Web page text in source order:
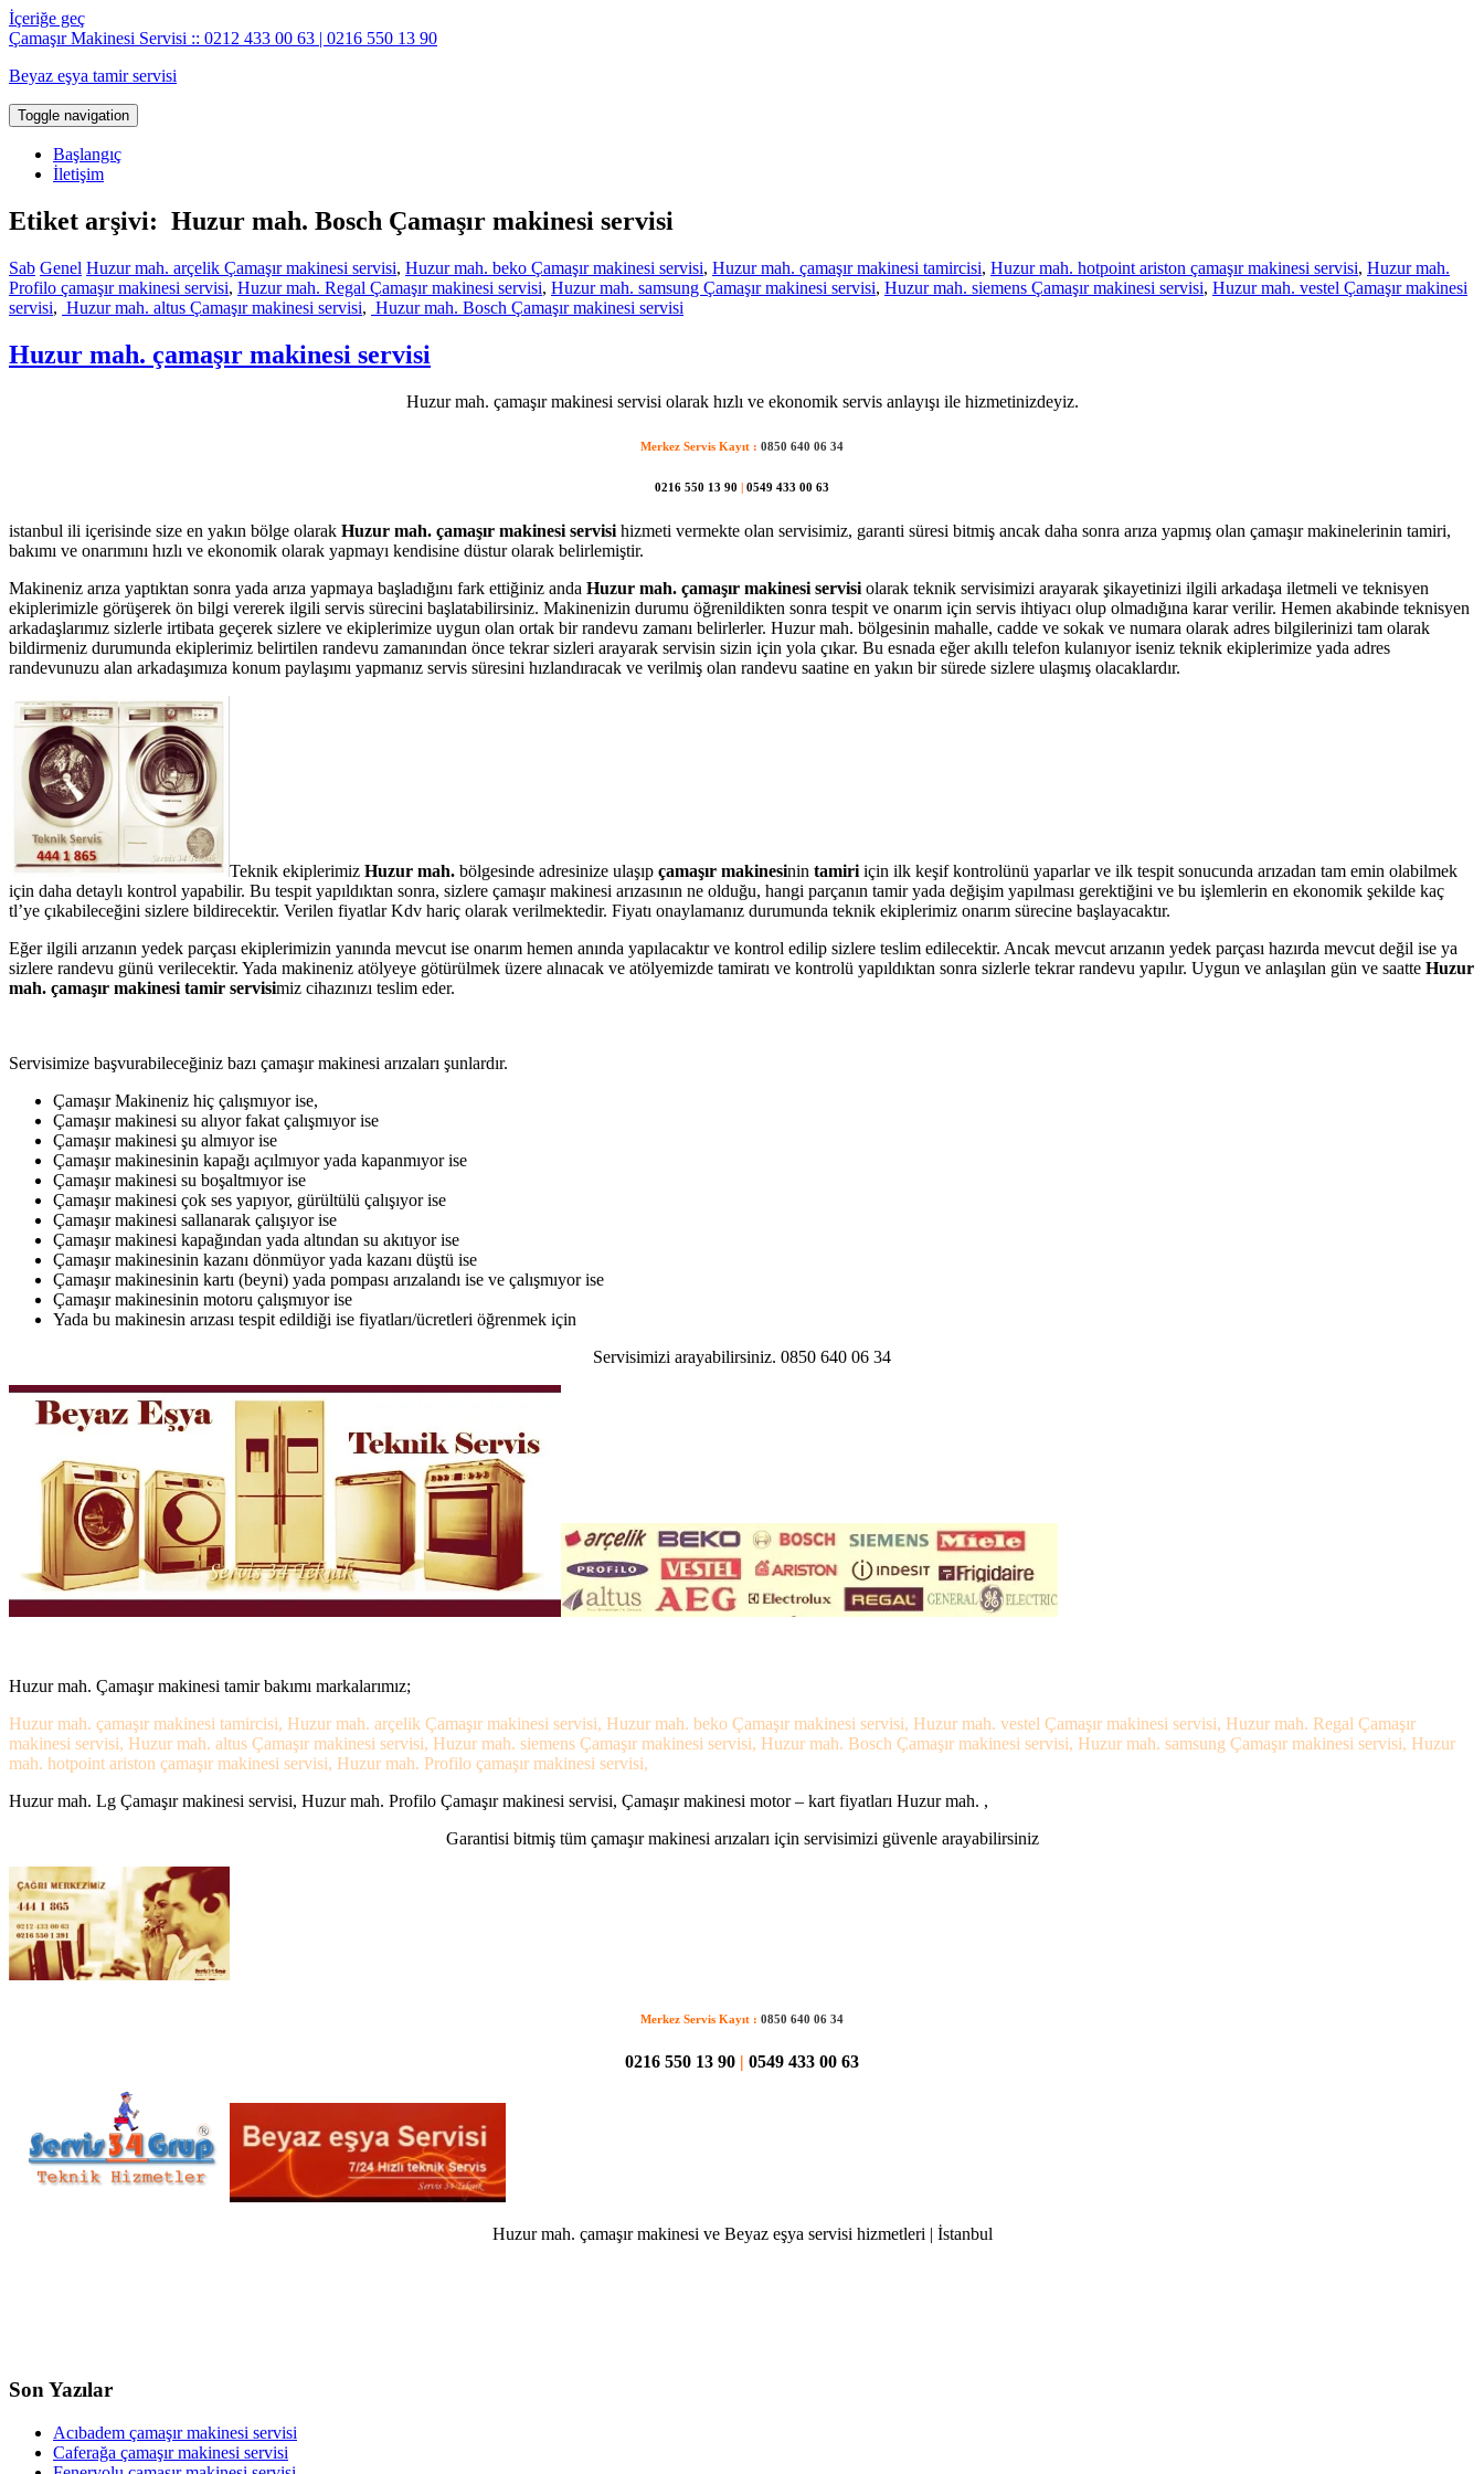
İçeriğe geç
Çamaşır Makinesi Servisi :: 0212 433 00 63 | 0216 550 13 90
Beyaz eşya tamir servisi
Toggle navigation
Başlangıç
İletişim
Etiket arşivi: Huzur mah. Bosch Çamaşır makinesi servisi
Sab Genel Huzur mah. arçelik Çamaşır makinesi servisi, Huzur mah. beko Çamaşır makinesi servisi, Huzur mah. çamaşır makinesi tamircisi, Huzur mah. hotpoint ariston çamaşır makinesi servisi, Huzur mah.
Profilo çamaşır makinesi servisi, Huzur mah. Regal Çamaşır makinesi servisi, Huzur mah. samsung Çamaşır makinesi servisi, Huzur mah. siemens Çamaşır makinesi servisi, Huzur mah. vestel Çamaşır makinesi
servisi, Huzur mah. altus Çamaşır makinesi servisi, Huzur mah. Bosch Çamaşır makinesi servisi
Huzur mah. çamaşır makinesi servisi
Huzur mah. çamaşır makinesi servisi olarak hızlı ve ekonomik servis anlayışı ile hizmetinizdeyiz.
Merkez Servis Kayıt : 0850 640 06 34
0216 550 13 90 | 0549 433 00 63
istanbul ili içerisinde size en yakın bölge olarak Huzur mah. çamaşır makinesi servisi hizmeti vermekte olan servisimiz, garanti süresi bitmiş ancak daha sonra arıza yapmış olan çamaşır makinelerinin tamiri,
bakımı ve onarımını hızlı ve ekonomik olarak yapmayı kendisine düstur olarak belirlemiştir.
Makineniz arıza yaptıktan sonra yada arıza yapmaya başladığını fark ettiğiniz anda Huzur mah. çamaşır makinesi servisi olarak teknik servisimizi arayarak şikayetinizi ilgili arkadaşa iletmeli ve teknisyen
ekiplerimizle görüşerek ön bilgi vererek ilgili servis sürecini başlatabilirsiniz. Makinenizin durumu öğrenildikten sonra tespit ve onarım için servis ihtiyacı olup olmadığına karar verilir. Hemen akabinde teknisyen
arkadaşlarımız sizlerle irtibata geçerek sizlere ve ekiplerimize uygun olan ortak bir randevu zamanı belirlerler. Huzur mah. bölgesinin mahalle, cadde ve sokak ve numara olarak adres bilgilerinizi tam olarak
bildirmeniz durumunda ekiplerimiz belirtilen randevu zamanından önce tekrar sizleri arayarak servisin sizin için yola çıkar. Bu esnada eğer akıllı telefon kulanıyor iseniz teknik ekiplerimize yada adres
randevunuzu alan arkadaşımıza konum paylaşımı yapmanız servis süresini hızlandıracak ve verilmiş olan randevu saatine en yakın bir sürede sizlere ulaşmış olacaklardır.
Teknik ekiplerimiz Huzur mah. bölgesinde adresinize ulaşıp çamaşır makinesinin tamiri için ilk keşif kontrolünü yaparlar ve ilk tespit sonucunda arızadan tam emin olabilmek
için daha detaylı kontrol yapabilir. Bu tespit yapıldıktan sonra, sizlere çamaşır makinesi arızasının ne olduğu, hangi parçanın tamir yada değişim yapılması gerektiğini ve bu işlemlerin en ekonomik şekilde kaç
tl’ye çıkabileceğini sizlere bildirecektir. Verilen fiyatlar Kdv hariç olarak verilmektedir. Fiyatı onaylamanız durumunda teknik ekiplerimiz onarım sürecine başlayacaktır.
Eğer ilgili arızanın yedek parçası ekiplerimizin yanında mevcut ise onarım hemen anında yapılacaktır ve kontrol edilip sizlere teslim edilecektir. Ancak mevcut arızanın yedek parçası hazırda mevcut değil ise ya
sizlere randevu günü verilecektir. Yada makineniz atölyeye götürülmek üzere alınacak ve atölyemizde tamiratı ve kontrolü yapıldıktan sonra sizlerle tekrar randevu yapılır. Uygun ve anlaşılan gün ve saatte Huzur
mah. çamaşır makinesi tamir servisimiz cihazınızı teslim eder.
Servisimize başvurabileceğiniz bazı çamaşır makinesi arızaları şunlardır.
Çamaşır Makineniz hiç çalışmıyor ise,
Çamaşır makinesi su alıyor fakat çalışmıyor ise
Çamaşır makinesi şu almıyor ise
Çamaşır makinesinin kapağı açılmıyor yada kapanmıyor ise
Çamaşır makinesi su boşaltmıyor ise
Çamaşır makinesi çok ses yapıyor, gürültülü çalışıyor ise
Çamaşır makinesi sallanarak çalışıyor ise
Çamaşır makinesi kapağından yada altından su akıtıyor ise
Çamaşır makinesinin kazanı dönmüyor yada kazanı düştü ise
Çamaşır makinesinin kartı (beyni) yada pompası arızalandı ise ve çalışmıyor ise
Çamaşır makinesinin motoru çalışmıyor ise
Yada bu makinesin arızası tespit edildiği ise fiyatları/ücretleri öğrenmek için
Servisimizi arayabilirsiniz. 0850 640 06 34
Huzur mah. Çamaşır makinesi tamir bakımı markalarımız;
Huzur mah. çamaşır makinesi tamircisi, Huzur mah. arçelik Çamaşır makinesi servisi, Huzur mah. beko Çamaşır makinesi servisi, Huzur mah. vestel Çamaşır makinesi servisi, Huzur mah. Regal Çamaşır
makinesi servisi, Huzur mah. altus Çamaşır makinesi servisi, Huzur mah. siemens Çamaşır makinesi servisi, Huzur mah. Bosch Çamaşır makinesi servisi, Huzur mah. samsung Çamaşır makinesi servisi, Huzur
mah. hotpoint ariston çamaşır makinesi servisi, Huzur mah. Profilo çamaşır makinesi servisi,
Huzur mah. Lg Çamaşır makinesi servisi, Huzur mah. Profilo Çamaşır makinesi servisi, Çamaşır makinesi motor – kart fiyatları Huzur mah. ,
Garantisi bitmiş tüm çamaşır makinesi arızaları için servisimizi güvenle arayabilirsiniz
Merkez Servis Kayıt : 0850 640 06 34
0216 550 13 90 0549 433 00 63
Huzur mah. çamaşır makinesi ve Beyaz eşya servisi hizmetleri | İstanbul
Son Yazılar
Acıbadem çamaşır makinesi servisi
Caferağa çamaşır makinesi servisi